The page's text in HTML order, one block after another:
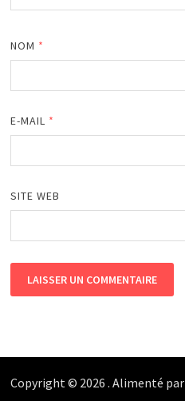
NOM *
E-MAIL *
SITE WEB
Copyright © 2026 . Alimenté par